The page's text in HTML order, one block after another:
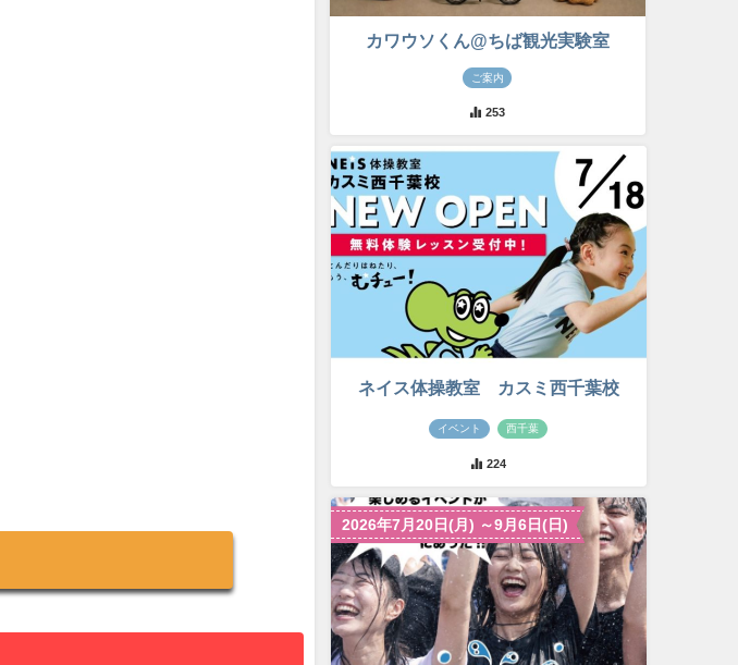
カワウソくん@ちば観光実験室
ご案内
253
ネイス体操教室 カスミ西千葉校
イベント 西千葉
224
2026年7月20日(月) ～9月6日(日)